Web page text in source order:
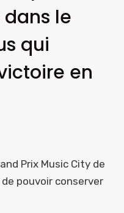
le
qui
en
Prix Music City de
pouvoir conserver